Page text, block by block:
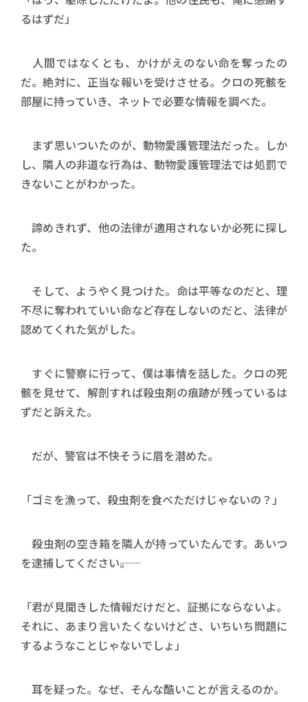
るはずだ」
人間ではなくとも、かけがえのない命を奪ったの
だ。絶対に、正当な報いを受けさせる。クロの死骸を
部屋に持っていき、ネットで必要な情報を調べた。
まず思いついたのが、動物愛護管理法だった。しか
し、隣人の非道な行為は、動物愛護管理法では処罰で
きないことがわかった。
諦めきれず、他の法律が適用されないか必死に探し
た。
そして、ようやく見つけた。命は平等なのだと、理
不尽に奪われていい命など存在しないのだと、法律が
認めてくれた気がした。
すぐに警察に行って、僕は事情を話した。クロの死
骸を見せて、解剖すれば殺虫剤の痕跡が残っているは
ずだと訴えた。
だが、警官は不快そうに眉を潜めた。
「ゴミを漁って、殺虫剤を食べただけじゃないの？」
殺虫剤の空き箱を隣人が持っていたんです。あいつ
を逮捕してください――。
「君が見聞きした情報だけだと、証拠にならないよ。
それに、あまり言いたくないけどさ、いちいち問題に
するようなことじゃないでしょ」
耳を疑った。なぜ、そんな酷いことが言えるのか。